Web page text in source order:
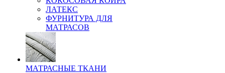
ЛАТЕКС
ФУРНИТУРА ДЛЯ
МАТРАСОВ
МАТРАСНЫЕ ТКАНИ